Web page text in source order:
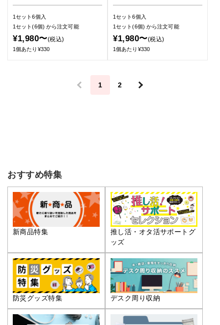
1セット6個入
1セット(6個) から注文可能
¥1,980〜(税込)
1個あたり¥330
1セット6個入
1セット(6個) から注文可能
¥1,980〜(税込)
1個あたり¥330
＜ 1 2 ＞
おすすめ特集
新商品特集
推し活・オタ活サポートグ
ッズ
防災グッズ特集 デスク周り収納